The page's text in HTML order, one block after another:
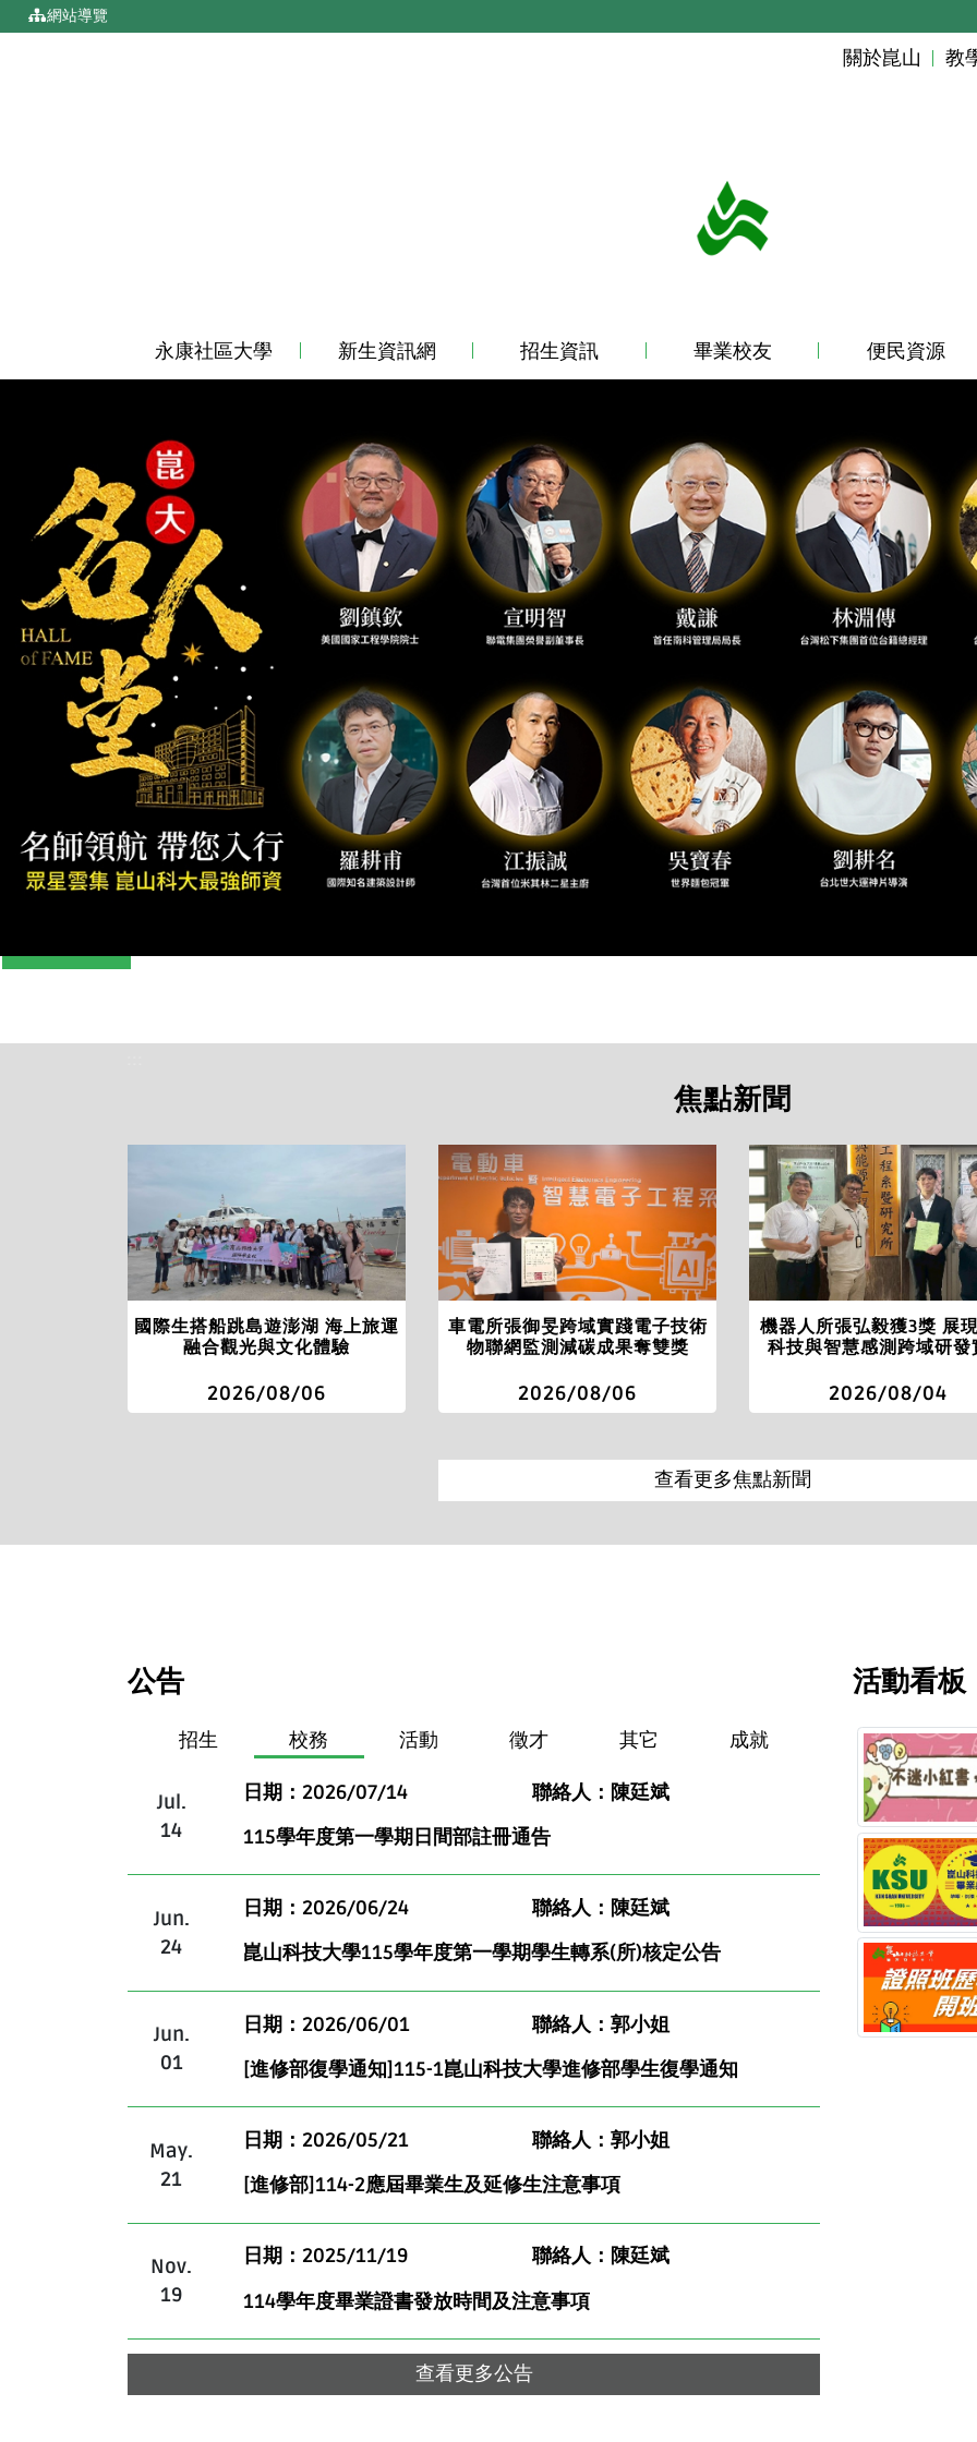
移到主要內容
::: 網站導覽
關於崑山 教
永康社區大學 新生資訊網 招生資訊 畢業校友 便民資源
Previous
焦點新聞
國際生搭船跳島遊澎湖 海上旅運
融合觀光與文化體驗
2026/08/06
車電所張御旻跨域實踐電子技術
物聯網監測減碳成果奪雙獎
2026/08/06
機器人所張弘毅獲3獎 展
科技與智慧感測跨域研發
2026/08/04
查看更多焦點新聞
公告
招生 校務 活動 徵才 其它 成就
Jul.
14
日期：2026/07/14
聯絡人：陳廷斌
115學年度第一學期日間部註冊通告
Jun.
24
日期：2026/06/24
聯絡人：陳廷斌
崑山科技大學115學年度第一學期學生轉系(所)核定公告
Jun.
01
日期：2026/06/01
聯絡人：郭小姐
[進修部復學通知]115-1崑山科技大學進修部學生復學通知
May.
21
日期：2026/05/21
聯絡人：郭小姐
[進修部]114-2應屆畢業生及延修生注意事項
Nov.
19
日期：2025/11/19
聯絡人：陳廷斌
114學年度畢業證書發放時間及注意事項
查看更多公告
活動看板